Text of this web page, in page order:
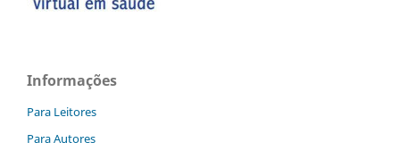
Informações
Para Leitores
Para Autores